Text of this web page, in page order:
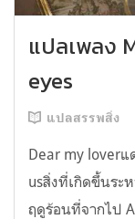
แปลเพลง
eyes
แปลสรรพสิ่ง
Dear my lover
usสิ่งที่เกิดขึ้นระ
ฤดูร้อนที่จากไป